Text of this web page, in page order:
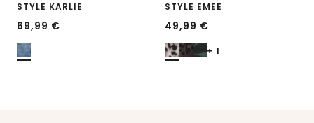
STYLE KARLIE
69,99 €
STYLE EMEE
49,99 €
+ 1